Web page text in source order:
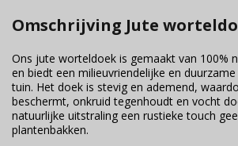
Omschrijving Jute
Ons jute worteldoek is gemaakt van 100%
en biedt een milieuvriendelijke en
tuin. Het doek is stevig en ademend,
beschermt, onkruid tegenhoudt en vocht
natuurlijke uitstraling een rustieke touch
plantenbakken.